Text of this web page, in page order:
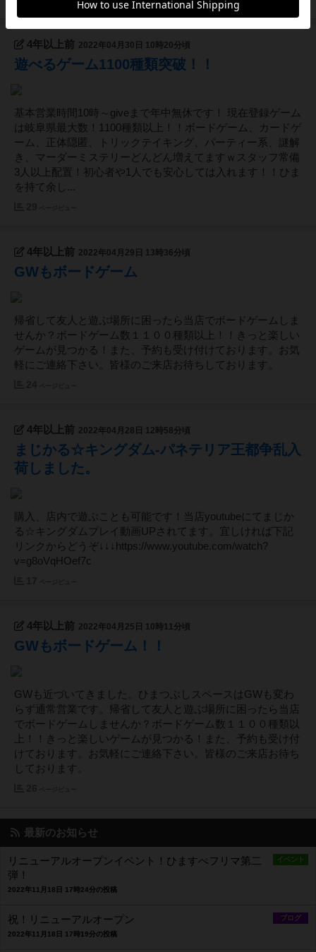
4年以上前 2022年04月30日 10時20分頃
遊べるゲーム1100種類突破！！
基本営業時間10時～giveまで年中無休です！ 現在登録ゲーム
は岐阜県最大数！1100種類以上！！ボードゲーム、カードゲ
ーム、正体隠匿、トリックテイキング、パーティー系、謎解
き、マーダーミステリーどんどん増えてますｗスタッフ常備
3人以上配置！初心者や1人でも安心しては入れます！！ひま
を持て余し...
4年以上前 2022年04月29日 13時36分頃
GWもボードゲーム
帰省して友人と遊ぶ場所に困ったら当店でボードゲームしま
せんか？ボードゲーム数１１００種類以上！！きっと楽しい
ゲームが見つかる！また、予約も受け付けております。お気
軽にご連絡下さい。皆様のご来店お待ちしております。
4年以上前 2022年04月28日 12時58分頃
まじかる☆キングダム‐パネテリア王都争乱入
荷しました。
購入、店内で遊ぶことも可能です！当店youtubeにてまじか
る☆キングダムプレイ動画UPされてます。宜しければ下記
リンクからどうぞ↓↓↓https://www.youtube.com/watch?
v=g8oVqHOef7c
4年以上前 2022年04月25日 10時11分頃
GWもボードゲーム！！
GWも近づいてきました。ひまつぶしスペースはGWも変わ
らず通常営業です。帰省して友人と遊ぶ場所に困ったら当店
でボードゲームしませんか？ボードゲーム数１１００種類以
上！！きっと楽しいゲームが見つかる！また、予約も受け付
けております。お気軽にご連絡下さい。皆様のご来店お待ち
しております。
最新のお知らせ
イベント
リニューアルオープンイベント！ひますぺフリマ第二
弾！
2022年11月18日 17時24分の投稿
ブログ
祝！リニューアルオープン
2022年11月18日 17時19分の投稿